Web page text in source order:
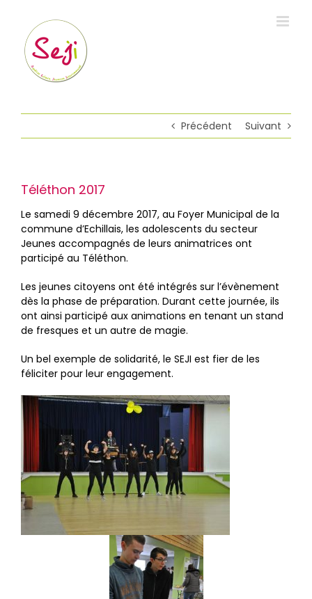
contenu
Précédent Suivant
Téléthon 2017
Le samedi 9 décembre 2017, au Foyer Municipal de la
commune d’Echillais, les adolescents du secteur
Jeunes accompagnés de leurs animatrices ont
participé au Téléthon.
Les jeunes citoyens ont été intégrés sur l’évènement
dès la phase de préparation. Durant cette journée, ils
ont ainsi participé aux animations en tenant un stand
de fresques et un autre de magie.
Un bel exemple de solidarité, le SEJI est fier de les
féliciter pour leur engagement.